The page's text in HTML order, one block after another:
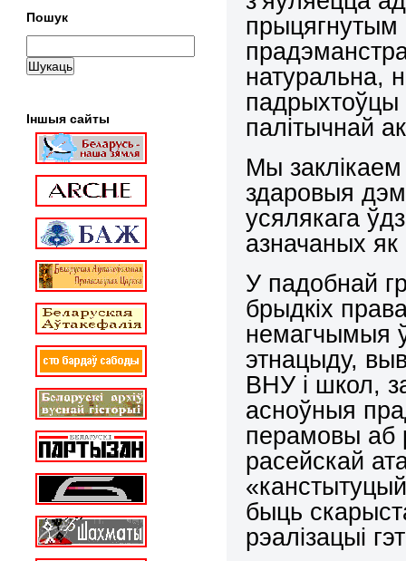
прыцягнутым
натуральна,
падрыхтоўцы
палітычнай
Мы
здаровыя
усялякага
азначаных
У падобнай
брыдкіх
немагчымыя
этнацыду,
ВНУ і школ,
асноўныя
перамовы аб
расейскай
быць
рэалізацыі
Пошук
Іншыя сайты